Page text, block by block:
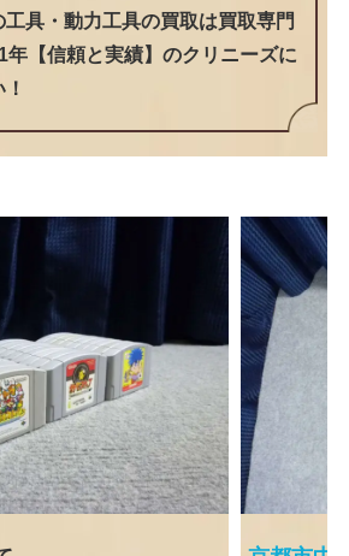
具・動力工具の買取は買取専門
年【信頼と実績】のクリニーズに